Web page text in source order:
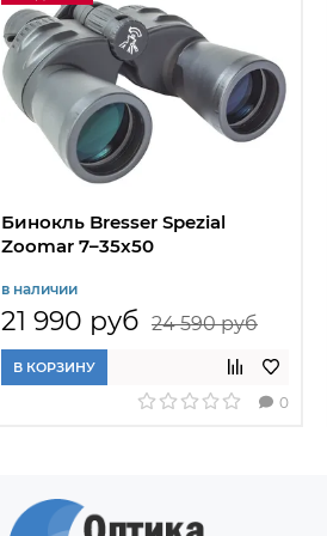
Бинокль Bresser Spezial
Zoomar 7–35x50
в наличии
21 990 руб 24 590 руб
В КОРЗИНУ
0